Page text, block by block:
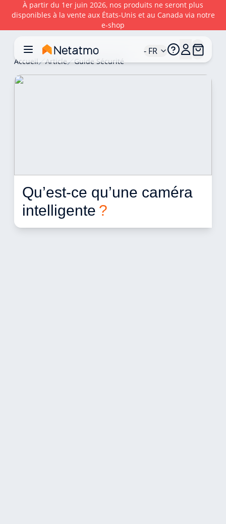
À partir du 1er juin 2026, nos produits ne seront plus
disponibles à la vente aux États‑Unis et au Canada via notre
e‑shop
- FR
Accueil Article Guide Sécurité
Qu’est-ce qu’une caméra
intelligente ?